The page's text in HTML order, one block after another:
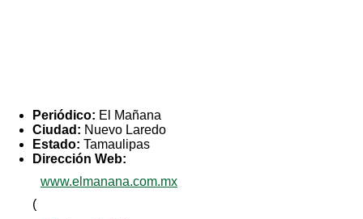
Periódico: El Mañana
Ciudad: Nuevo Laredo
Estado: Tamaulipas
Dirección Web:
www.elmanana.com.mx
(